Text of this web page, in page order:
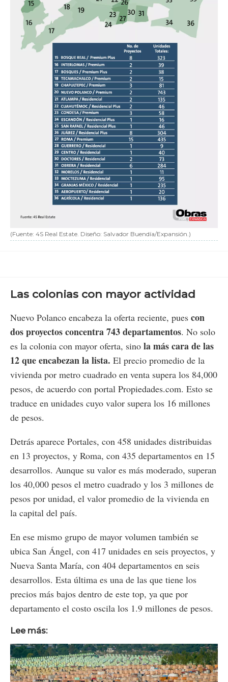
(Fuente: 4S Real Estate. Diseño: Salvador Buendía/Expansión.)
Las colonias con mayor actividad
Nuevo Polanco encabeza la oferta reciente, pues con
dos proyectos concentra 743 departamentos. No solo
es la colonia con mayor oferta, sino la más cara de las
12 que encabezan la lista. El precio promedio de la
vivienda por metro cuadrado en venta supera los 84,000
pesos, de acuerdo con portal Propiedades.com. Esto se
traduce en unidades cuyo valor supera los 16 millones
de pesos.
Detrás aparece Portales, con 458 unidades distribuidas
en 13 proyectos, y Roma, con 435 departamentos en 15
desarrollos. Aunque su valor es más moderado, superan
los 40,000 pesos el metro cuadrado y los 3 millones de
pesos por unidad, el valor promedio de la vivienda en
la capital del país.
En ese mismo grupo de mayor volumen también se
ubica San Ángel, con 417 unidades en seis proyectos, y
Nueva Santa María, con 404 departamentos en seis
desarrollos. Esta última es una de las que tiene los
precios más bajos dentro de este top, ya que por
departamento el costo oscila los 1.9 millones de pesos.
Lee más: